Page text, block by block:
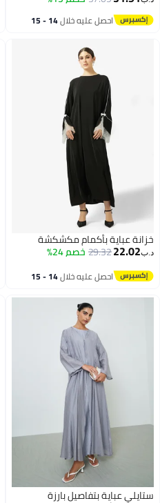
احصل عليه خلال 14 - 15
خزانة عباية بأكمام مكشكشة
د.ب‏22.02
29.32خصم 24%
احصل عليه خلال 14 - 15
ستايلي عباية بتفاصيل بارزة